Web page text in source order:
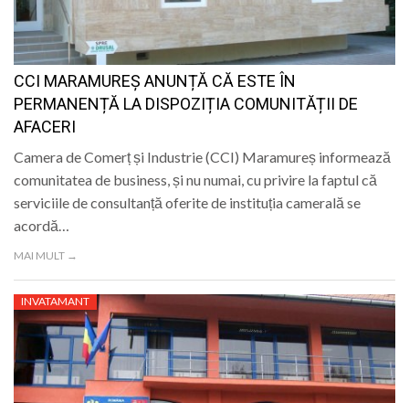
CCI MARAMUREȘ ANUNȚĂ CĂ ESTE ÎN
PERMANENȚĂ LA DISPOZIȚIA COMUNITĂȚII DE
AFACERI
Camera de Comerț și Industrie (CCI) Maramureș informează
comunitatea de business, și nu numai, cu privire la faptul că
serviciile de consultanță oferite de instituția camerală se
acordă…
MAI MULT →
INVATAMANT